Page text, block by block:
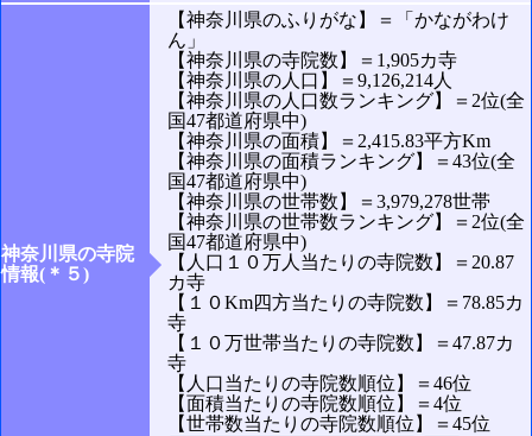
神奈川県の寺院
情報(＊５)
【神奈川県のふりがな】＝「かながわけ
ん」
【神奈川県の寺院数】＝1,905カ寺
【神奈川県の人口】＝9,126,214人
【神奈川県の人口数ランキング】＝2位(全
国47都道府県中)
【神奈川県の面積】＝2,415.83平方Km
【神奈川県の面積ランキング】＝43位(全
国47都道府県中)
【神奈川県の世帯数】＝3,979,278世帯
【神奈川県の世帯数ランキング】＝2位(全
国47都道府県中)
【人口１０万人当たりの寺院数】＝20.87
カ寺
【１０Km四方当たりの寺院数】＝78.85カ
寺
【１０万世帯当たりの寺院数】＝47.87カ
寺
【人口当たりの寺院数順位】＝46位
【面積当たりの寺院数順位】＝4位
【世帯数当たりの寺院数順位】＝45位